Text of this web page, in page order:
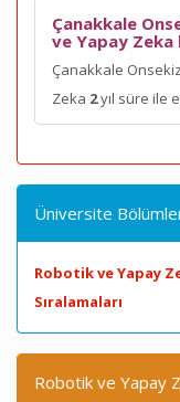
Çanakkale
ve Yapay Zeka
Çanakkale
Zeka 2yıl süre ile
Üniversite
Robotik ve Yapay
Sıralamaları
Robotik ve Yapay